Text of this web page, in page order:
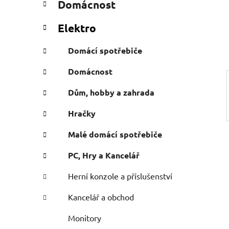
n
í
a
e
l
e
o
i
Domácnost
Elektro
Domácí spotřebiče
Domácnost
Dům, hobby a zahrada
Hračky
Malé domácí spotřebiče
PC, Hry a Kancelář
Herní konzole a příslušenství
Kancelář a obchod
Monitory